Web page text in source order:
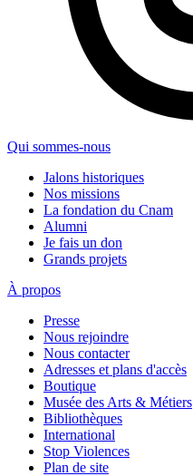
Qui sommes-nous
Jalons historiques
Nos missions
La fondation du Cnam
Alumni
Je fais un don
Grands projets
À propos
Presse
Nous rejoindre
Nous contacter
Adresses et plans d'accès
Boutique
Musée des Arts & Métiers
Bibliothèques
International
Stop Violences
Plan de site